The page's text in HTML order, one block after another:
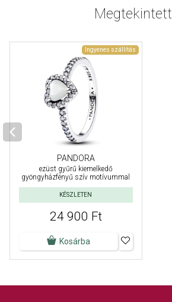
Megtekintett
Ingyenes szállítás
PANDORA
ezüst gyűrű kiemelkedő
gyöngyházfényű szív motívummal
KÉSZLETEN
24 900 Ft
Kosárba